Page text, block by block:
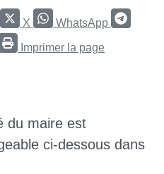
X WhatsApp
Imprimer la page
du maire est
ci-dessous dans